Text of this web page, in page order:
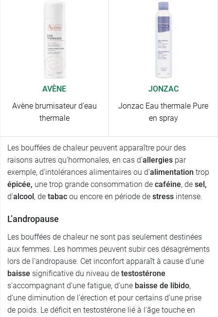
AVÈNE
Avène brumisateur d'eau
thermale
JONZAC
Jonzac Eau thermale Pure
en spray
Les bouffées de chaleur peuvent apparaître pour des
raisons autres qu'hormonales, en cas d'allergies par
exemple, d'intolérances alimentaires ou d’alimentation trop
épicée, une trop grande consommation de caféine, de sel,
d'alcool, de tabac ou encore en période de stress intense.
L’andropause
Les bouffées de chaleur ne sont pas seulement destinées
aux femmes. Les hommes peuvent subir ces désagréments
lors de l'andropause. Cet inconfort apparaît à cause d'une
baisse significative du niveau de testostérone
s'accompagnant d'une fatigue, d'une baisse de libido,
d'une diminution de l'érection et pour certains d'une prise
de poids. Le déficit en testostérone lié à l'âge touche en